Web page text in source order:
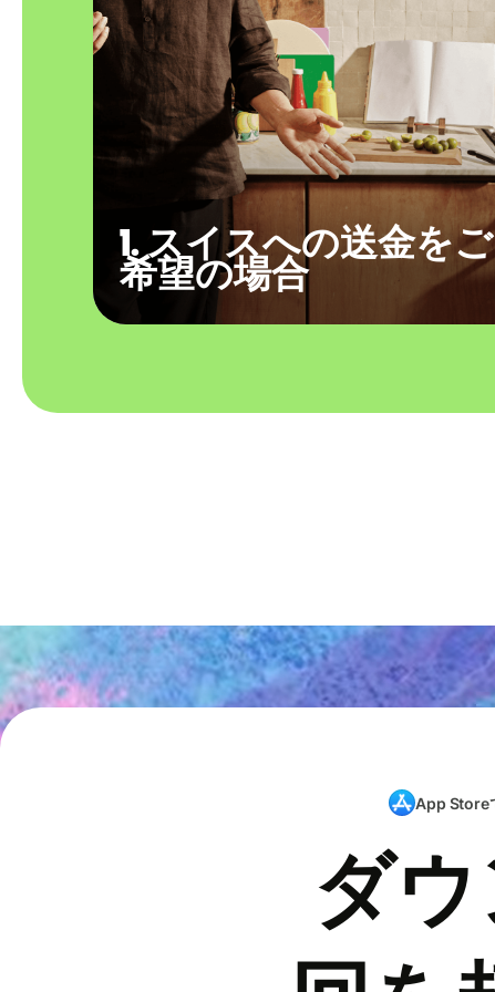
1. スイスへの送金をご
希望の場合
App Store
ダ